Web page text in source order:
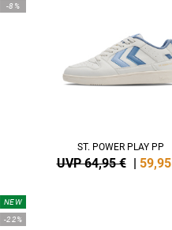
-8%
ST. POWER PLAY PP
UVP 64,95 € | 59,95
NEW
-22%